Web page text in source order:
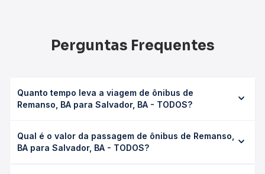
Perguntas Frequentes
Quanto tempo leva a viagem de ônibus de
Remanso, BA para Salvador, BA - TODOS?
TODOS leva em média 12h 20min, podendo variar
conforme a viação, o tipo de serviço (convencional,
Qual é o valor da passagem de ônibus de Remanso,
BA para Salvador, BA - TODOS?